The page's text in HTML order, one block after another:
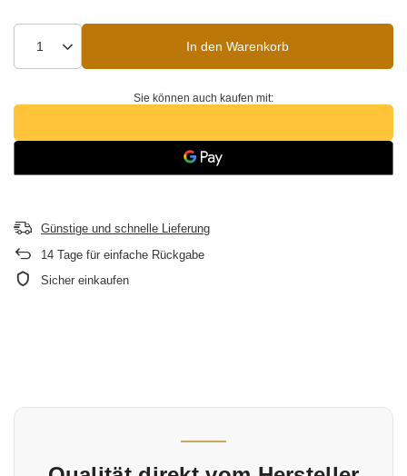
In den Warenkorb
Sie können auch kaufen mit:
Günstige und schnelle Lieferung
14 Tage für einfache Rückgabe
Sicher einkaufen